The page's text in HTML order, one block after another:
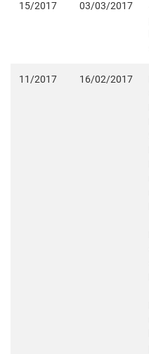
15/2017 03/03/2017
11/2017 16/02/2017